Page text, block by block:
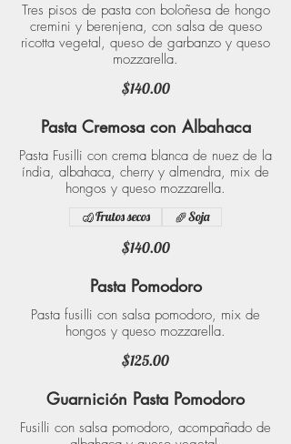
Tres pisos de pasta con boloñesa de hongo
cremini y berenjena, con salsa de queso
ricotta vegetal, queso de garbanzo y queso
mozzarella.
$140.00
Pasta Cremosa con Albahaca
Pasta Fusilli con crema blanca de nuez de la
índia, albahaca, cherry y almendra, mix de
hongos y queso mozzarella.
$140.00
Frutos secos Soja
Pasta Pomodoro
Pasta fusilli con salsa pomodoro, mix de
hongos y queso mozzarella.
$125.00
Guarnición Pasta Pomodoro
Fusilli con salsa pomodoro, acompañado de